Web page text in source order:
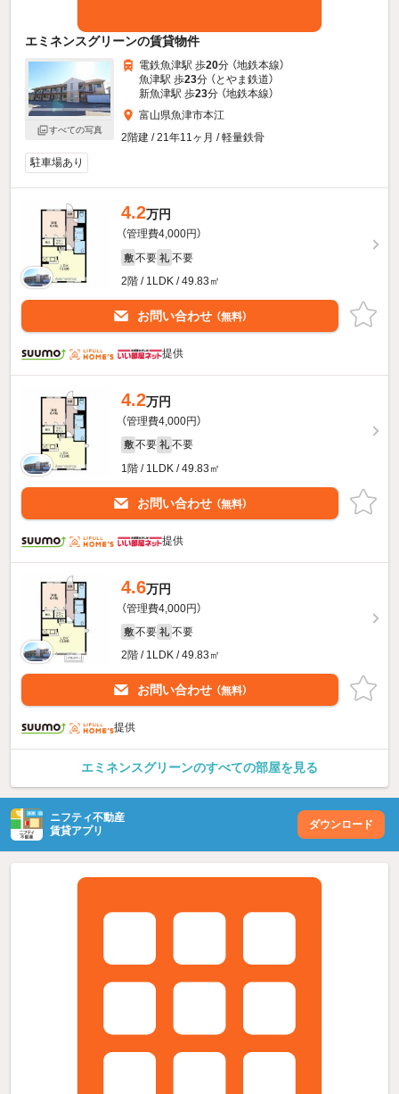
エミネンスグリーンの賃貸物件
すべての写真
電鉄魚津駅 歩20分 （地鉄本線）
魚津駅 歩23分 （とやま鉄道）
新魚津駅 歩23分 （地鉄本線）
富山県魚津市本江
2階建 / 21年11ヶ月 / 軽量鉄骨
駐車場あり
4.2万円
（管理費4,000円）
敷 不要 礼 不要
2階 / 1LDK / 49.83㎡
お問い合わせ （無料）
提供
4.2万円
（管理費4,000円）
敷 不要 礼 不要
1階 / 1LDK / 49.83㎡
お問い合わせ （無料）
提供
4.6万円
（管理費4,000円）
敷 不要 礼 不要
2階 / 1LDK / 49.83㎡
お問い合わせ （無料）
提供
エミネンスグリーンのすべての部屋を見る
ニフティ不動産
賃貸アプリ
ダウンロード